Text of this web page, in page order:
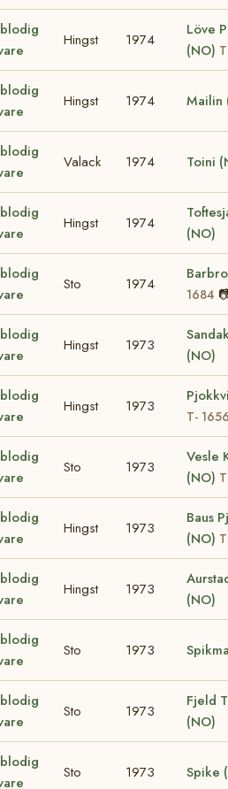
Hingst 1974
Löve
(NO)
Hingst 1974 Mailin
Valack 1974 Toini
Hingst 1974
(NO)
Sto 1974
1684
Hingst 1973
(NO)
Hingst 1973
T-
Sto 1973
Vesle
(NO)
Hingst 1973
Baus
(NO)
Hingst 1973
(NO)
Sto 1973
Sto 1973
Fjeld
(NO)
Sto 1973 Spike